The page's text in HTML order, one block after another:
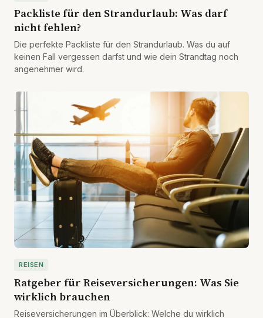
Packliste für den Strandurlaub: Was darf
nicht fehlen?
Die perfekte Packliste für den Strandurlaub. Was du auf
keinen Fall vergessen darfst und wie dein Strandtag noch
angenehmer wird.
REISEN
Ratgeber für Reiseversicherungen: Was Sie
wirklich brauchen
Reiseversicherungen im Überblick: Welche du wirklich